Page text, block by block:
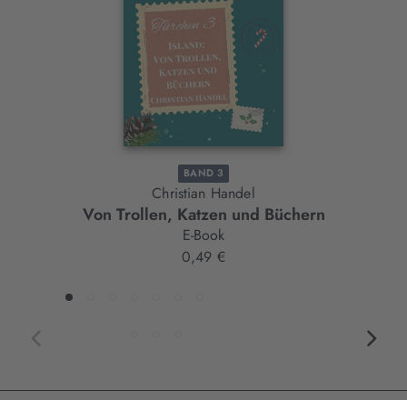
BAND 3
Christian Handel
Von Trollen, Katzen und Büchern
E-Book
0,49 €